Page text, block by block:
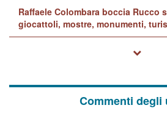
Raffaele Colombara boccia Rucco
giocattoli, mostre, monumenti,
Commenti degli